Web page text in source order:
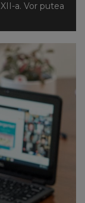
a. Vor putea